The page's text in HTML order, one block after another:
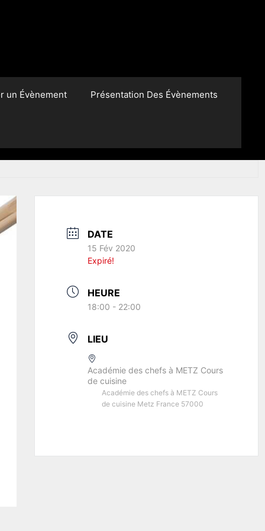
un Évènement Présentation Des Évènements
DATE
15 Fév 2020
Expiré!
HEURE
18:00 - 22:00
LIEU
Académie des chefs à METZ Cours
de cuisine
Académie des chefs à METZ Cours
de cuisine Metz France 57000